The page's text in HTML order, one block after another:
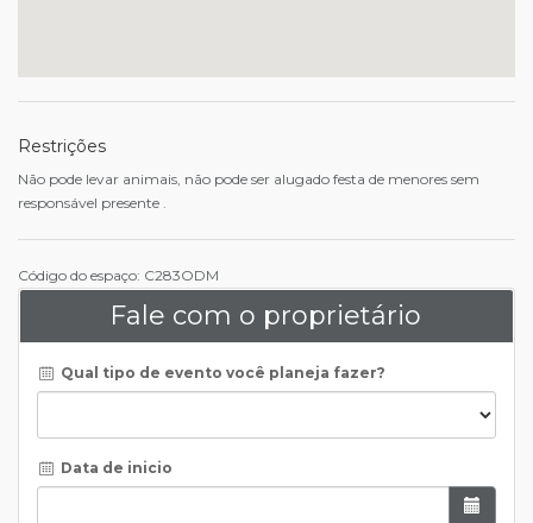
Restrições
Não pode levar animais, não pode ser alugado festa de menores sem
responsável presente .
Código do espaço: C283ODM
Fale com o proprietário
Qual tipo de evento você planeja fazer?
Data de inicio